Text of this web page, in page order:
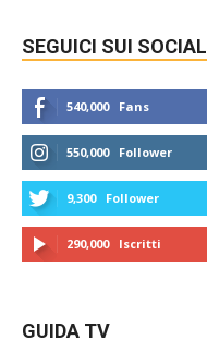
SEGUICI SUI SOCIAL
540,000 Fans
550,000 Follower
9,300 Follower
290,000 Iscritti
GUIDA TV